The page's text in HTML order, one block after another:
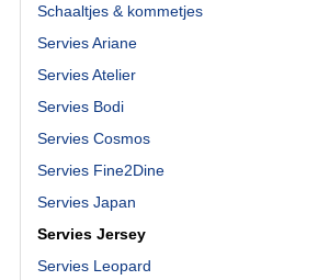
Schaaltjes & kommetjes
Servies Ariane
Servies Atelier
Servies Bodi
Servies Cosmos
Servies Fine2Dine
Servies Japan
Servies Jersey
Servies Leopard